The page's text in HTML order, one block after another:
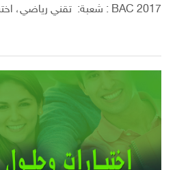
2017 BAC : شعبة: تقني رياضي، اختبار مادة...